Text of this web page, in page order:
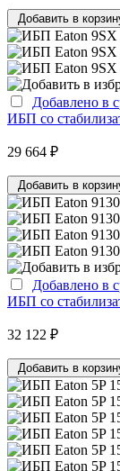
Добавить в
Добавлено в
ИБП со
29 664 ₽
Добавить в
Добавлено в
ИБП со
32 122 ₽
Добавить в